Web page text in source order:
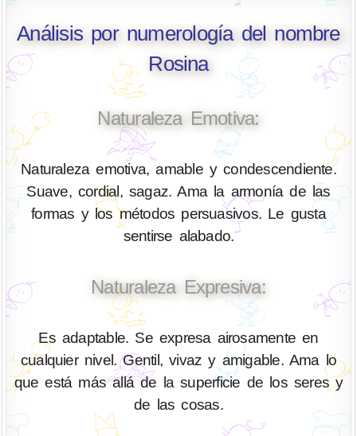
Análisis por numerología del nombre
Rosina
Naturaleza Emotiva:
Naturaleza emotiva, amable y condescendiente.
Suave, cordial, sagaz. Ama la armonía de las
formas y los métodos persuasivos. Le gusta
sentirse alabado.
Naturaleza Expresiva:
Es adaptable. Se expresa airosamente en
cualquier nivel. Gentil, vivaz y amigable. Ama lo
que está más allá de la superficie de los seres y
de las cosas.